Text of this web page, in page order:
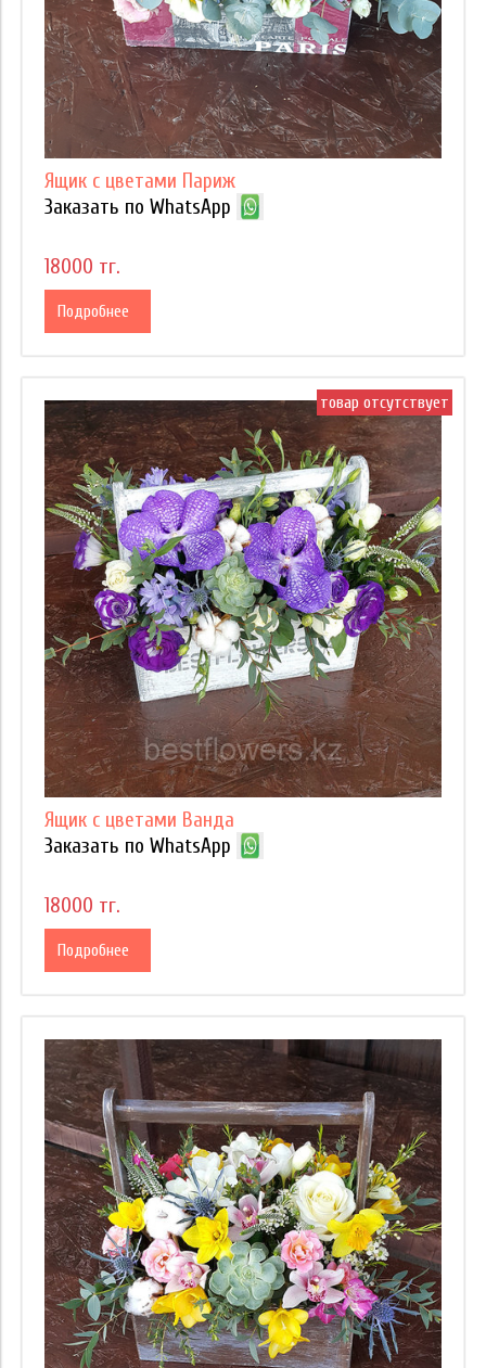
Ящик с цветами Париж
Заказать по WhatsApp
18000 тг.
Подробнее
товар отсутствует
Ящик с цветами Ванда
Заказать по WhatsApp
18000 тг.
Подробнее